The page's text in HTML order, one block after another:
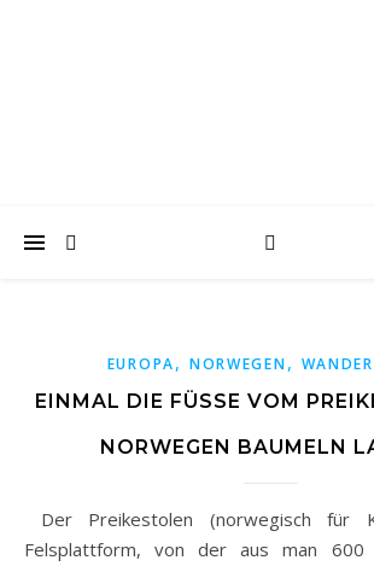
EUROPA, NORWEGEN,
EINMAL DIE FÜSSE VOM
ORWEGEN BAUMELN
Der Preikestolen (norwegisch für Kanzel) ist eine
Felsplattform, von der aus man